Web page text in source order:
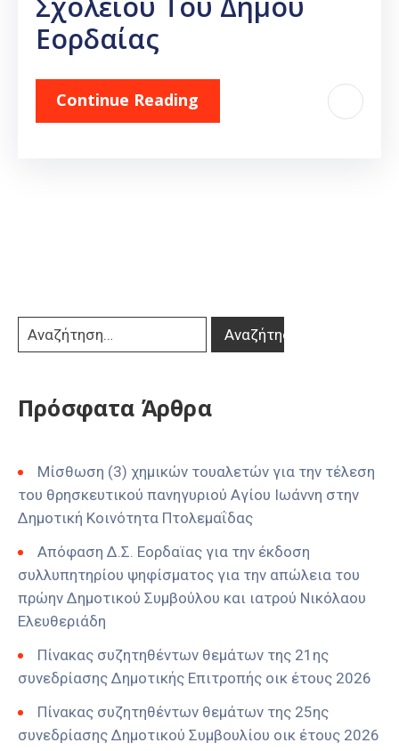
Εορδαίας
Continue Reading
Πρόσφατα Άρθρα
Μίσθωση (3) χημικών τουαλετών για την τέλεση
του θρησκευτικού πανηγυριού Αγίου Ιωάννη στην
Δημοτική Κοινότητα Πτολεμαΐδας
Απόφαση Δ.Σ. Εορδαϊας για την έκδοση
συλλυπητηρίου ψηφίσματος για την απώλεια του
πρώην Δημοτικού Συμβούλου και ιατρού Νικόλαου
Ελευθεριάδη
Πίνακας συζητηθέντων θεμάτων της 21ης
συνεδρίασης Δημοτικής Επιτροπής οικ έτους 2026
Πίνακας συζητηθέντων θεμάτων της 25ης
συνεδρίασης Δημοτικού Συμβουλίου οικ έτους 2026